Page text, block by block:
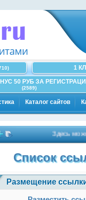
1
50 РУБ ЗА
(2589)
Каталог сайтов
Здесь может
Список
Размещение